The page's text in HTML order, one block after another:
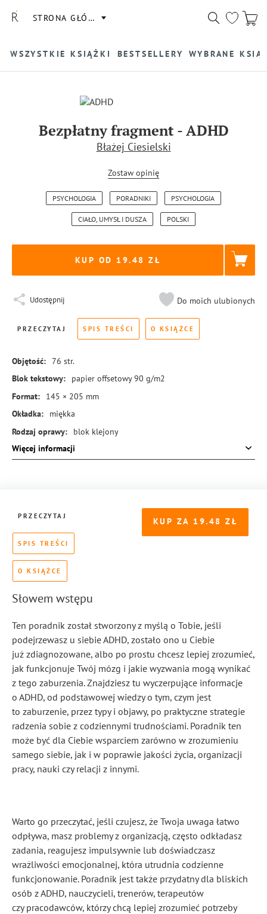
STRONA GŁÓWNA
WSZYSTKIE KSIĄŻKI BESTSELLERY WYBRANE
Bezpłatny fragment-ADHD
Błażej Ciesielski
Zostaw opinię
PSYCHOLOGIA PORADNIKI PSYCHOLOGIA
CIAŁO, UMYSŁ I DUSZA POLSKI
KUP OD 19.48
Udostępnij Do moich ulubionych
PRZECZYTAJ SPIS TREŚCI O KSIĄŻCE
Objętość: 76 str.
Blok tekstowy:
papier offsetowy 90 g/m2
Format:
145 × 205 mm
Okładka:
miękka
Rodzaj oprawy:
blok klejony
ISBN:
978-83-8440-005-0
Więcej informacji
KUP ZA 19.48
PRZECZYTAJ
SPIS TREŚCI
O KSIĄŻCE
Słowem wstępu
Ten poradnik został stworzony z myślą o Tobie, jeśli
podejrzewasz u siebie ADHD, zostało ono u Ciebie
już zdiagnozowane, albo po prostu chcesz lepiej zrozumieć,
jak funkcjonuje Twój mózg i jakie wyzwania mogą wynikać
z tego zaburzenia. Znajdziesz tu wyczerpujące informacje
o ADHD, od podstawowej wiedzy o tym, czym jest
to zaburzenie, przez typy i objawy, po praktyczne strategie
radzenia sobie z codziennymi trudnościami. Poradnik ten
może być dla Ciebie wsparciem zarówno w zrozumieniu
samego siebie, jak i w poprawie jakości życia, organizacji
pracy, nauki czy relacji z innymi.
Warto go przeczytać, jeśli czujesz, że Twoja uwaga łatwo
odpływa, masz problemy z organizacją, często odkładasz
zadania, reagujesz impulsywnie lub doświadczasz
wrażliwości emocjonalnej, która utrudnia codzienne
funkcjonowanie. Poradnik jest także przydatny dla bliskich
osób z ADHD, nauczycieli, trenerów, terapeutów
czy pracodawców, którzy chcą lepiej zrozumieć potrzeby